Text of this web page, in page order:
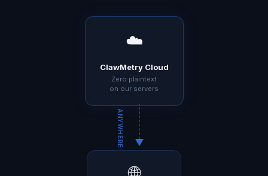
☁️
ClawMetry Cloud
Zero plaintext
on our servers
ANYWHERE